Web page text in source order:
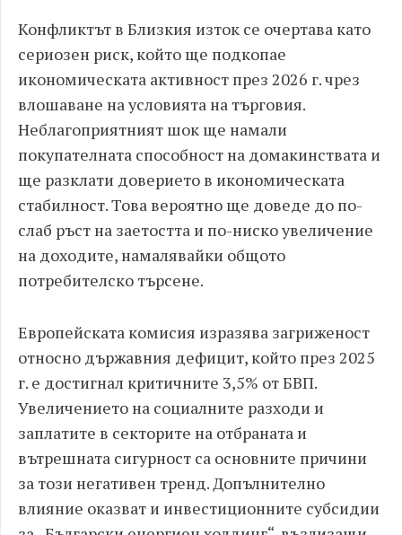
Конфликтът в Близкия изток се очертава като
сериозен риск, който ще подкопае
икономическата активност през 2026 г. чрез
влошаване на условията на търговия.
Неблагоприятният шок ще намали
покупателната способност на домакинствата и
ще разклати доверието в икономическата
стабилност. Това вероятно ще доведе до по-
слаб ръст на заетостта и по-ниско увеличение
на доходите, намалявайки общото
потребителско търсене.
Европейската комисия изразява загриженост
относно държавния дефицит, който през 2025
г. е достигнал критичните 3,5% от БВП.
Увеличението на социалните разходи и
заплатите в секторите на отбраната и
вътрешната сигурност са основните причини
за този негативен тренд. Допълнително
влияние оказват и инвестиционните субсидии